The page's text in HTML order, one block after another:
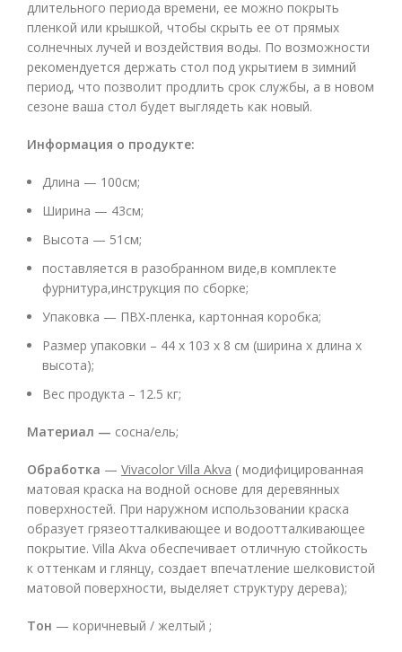
длительного периода времени, ее можно покрыть
пленкой или крышкой, чтобы скрыть ее от прямых
солнечных лучей и воздействия воды. По возможности
рекомендуется держать стол под укрытием в зимний
период, что позволит продлить срок службы, а в новом
сезоне ваша стол будет выглядеть как новый.
Информация о продукте:
Длина — 100см;
Ширина — 43см;
Высота — 51см;
поставляется в разобранном виде,в комплекте
фурнитура,инструкция по сборке;
Упаковка — ПВХ-пленка, картонная коробка;
Размер упаковки – 44 х 103 х 8 см (ширина х длина х
высота);
Вес продукта – 12.5 кг;
Материал — сосна/ель;
Обработка — Vivacolor Villa Akva ( модифицированная
матовая краска на водной основе для деревянных
поверхностей. При наружном использовании краска
образует грязеотталкивающее и водоотталкивающее
покрытие. Villa Akva обеспечивает отличную стойкость
к оттенкам и глянцу, создает впечатление шелковистой
матовой поверхности, выделяет структуру дерева);
Тон — коричневый / желтый ;